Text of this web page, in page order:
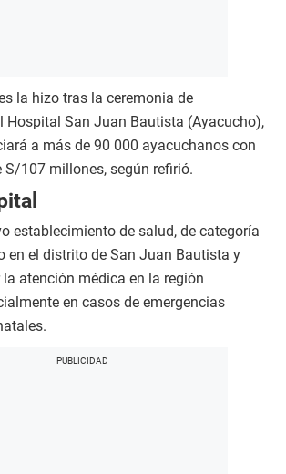
la hizo tras la ceremonia de
Hospital San Juan Bautista (Ayacucho),
a más de 90 000 ayacuchanos con
S/107 millones, según refirió.
establecimiento de salud, de categoría
en el distrito de San Juan Bautista y
atención médica en la región
en casos de emergencias